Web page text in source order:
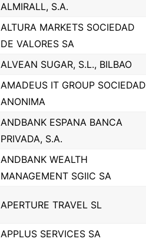
ALMIRALL, S.A.
ALTURA MARKETS SOCIEDAD
DE VALORES SA
ALVEAN SUGAR, S.L., BILBAO
AMADEUS IT GROUP SOCIEDAD
ANONIMA
ANDBANK ESPANA BANCA
PRIVADA, S.A.
ANDBANK WEALTH
MANAGEMENT SGIIC SA
APERTURE TRAVEL SL
APPLUS SERVICES SA